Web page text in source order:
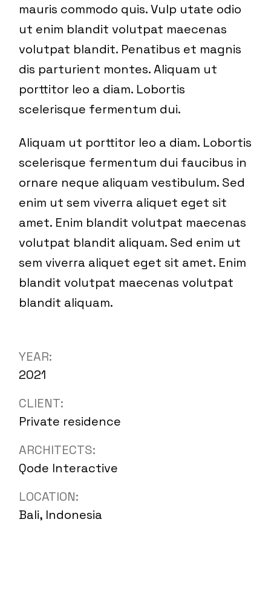
mauris commodo quis. Vulp utate odio
ut enim blandit volutpat maecenas
volutpat blandit. Penatibus et magnis
dis parturient montes. Aliquam ut
porttitor leo a diam. Lobortis
scelerisque fermentum dui.
Aliquam ut porttitor leo a diam. Lobortis
scelerisque fermentum dui faucibus in
ornare neque aliquam vestibulum. Sed
enim ut sem viverra aliquet eget sit
amet. Enim blandit volutpat maecenas
volutpat blandit aliquam. Sed enim ut
sem viverra aliquet eget sit amet. Enim
blandit volutpat maecenas volutpat
blandit aliquam.
YEAR:
2021
CLIENT:
Private residence
ARCHITECTS:
Qode Interactive
LOCATION:
Bali, Indonesia